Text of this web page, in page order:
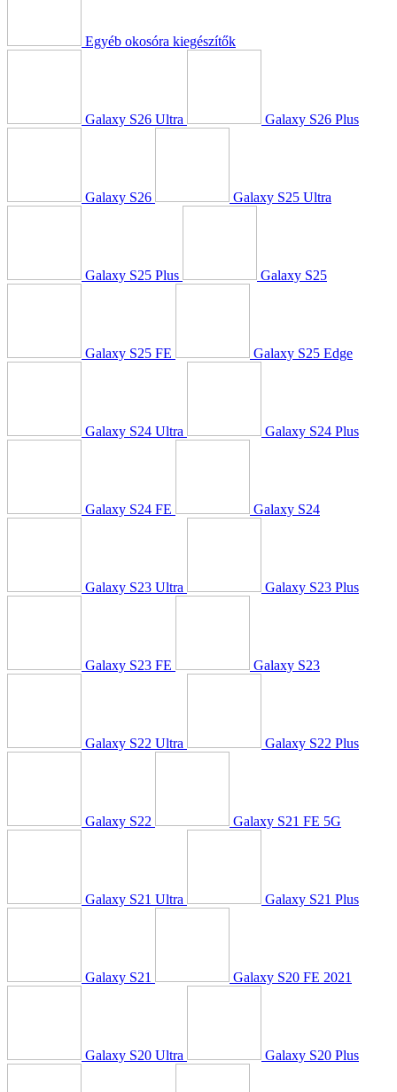
Egyéb okosóra kiegészítők
Galaxy S26 Ultra Galaxy S26 Plus
Galaxy S26 Galaxy S25 Ultra
Galaxy S25 Plus Galaxy S25
Galaxy S25 FE Galaxy S25 Edge
Galaxy S24 Ultra Galaxy S24 Plus
Galaxy S24 FE Galaxy S24
Galaxy S23 Ultra Galaxy S23 Plus
Galaxy S23 FE Galaxy S23
Galaxy S22 Ultra Galaxy S22 Plus
Galaxy S22 Galaxy S21 FE 5G
Galaxy S21 Ultra Galaxy S21 Plus
Galaxy S21 Galaxy S20 FE 2021
Galaxy S20 Ultra Galaxy S20 Plus